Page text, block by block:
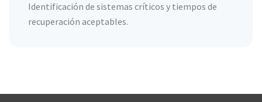
Identificación de sistemas críticos y tiempos de
recuperación aceptables.